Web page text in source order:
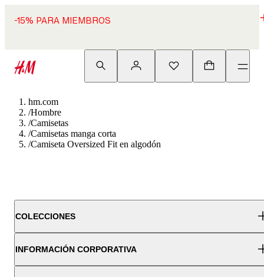
-15% PARA MIEMBROS
hm.com
/Hombre
/Camisetas
/Camisetas manga corta
/Camiseta Oversized Fit en algodón
COLECCIONES
INFORMACIÓN CORPORATIVA